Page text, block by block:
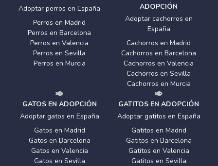
Adoptar perros en España
Perros en Madrid
Perros en Barcelona
Perros en Valencia
Perros en Sevilla
Perros en Murcia
ADOPCIÓN
Adoptar cachorros en
España
Cachorros en Madrid
Cachorros en Barcelona
Cachorros en Valencia
Cachorros en Sevilla
Cachorros en Murcia
GATOS EN ADOPCIÓN
Adoptar gatos en España
Gatos en Madrid
Gatos en Barcelona
Gatos en Valencia
Gatos en Sevilla
GATITOS EN ADOPCIÓN
Adoptar gatitos en España
Gatitos en Madrid
Gatitos en Barcelona
Gatitos en Valencia
Gatitos en Sevilla